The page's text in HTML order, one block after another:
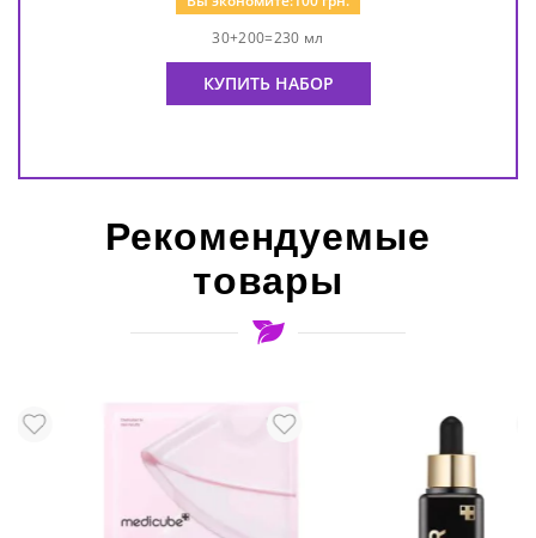
30+200=230 мл
КУПИТЬ НАБОР
Рекомендуемые
товары